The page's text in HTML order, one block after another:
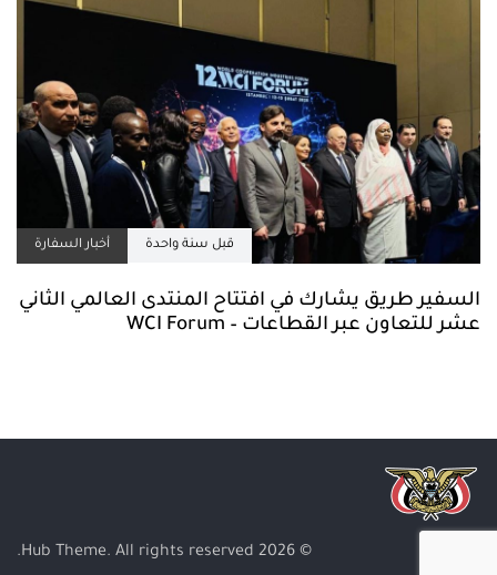
قبل سنة واحدة أخبار السفارة
السفير طريق يشارك في افتتاح المنتدى العالمي الثاني
عشر للتعاون عبر القطاعات – WCI Forum
© 2026 Hub Theme. All rights reserved.